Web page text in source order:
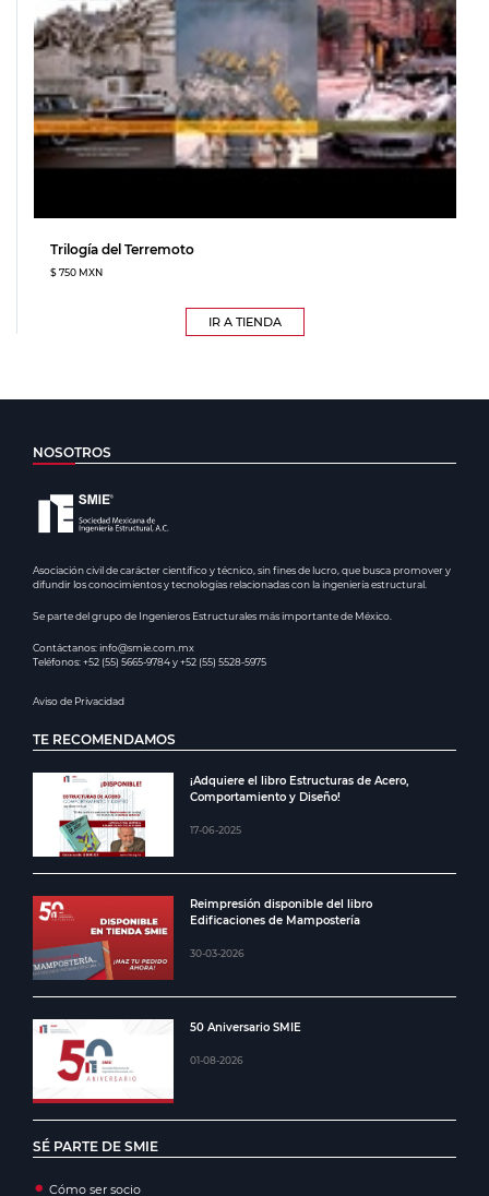
Trilogía del Terremoto
$ 750 MXN
IR A TIENDA
NOSOTROS
Asociación civil de carácter científico y técnico, sin fines de lucro, que busca promover y
difundir los conocimientos y tecnologías relacionadas con la ingeniería estructural.
Se parte del grupo de Ingenieros Estructurales más importante de México.
Contáctanos: info@smie.com.mx
Teléfonos: +52 (55) 5665-9784 y +52 (55) 5528-5975
Aviso de Privacidad
TE RECOMENDAMOS
¡Adquiere el libro Estructuras de Acero,
Comportamiento y Diseño!
17-06-2025
Reimpresión disponible del libro
Edificaciones de Mampostería
30-03-2026
50 Aniversario SMIE
01-08-2026
SÉ PARTE DE SMIE
Cómo ser socio